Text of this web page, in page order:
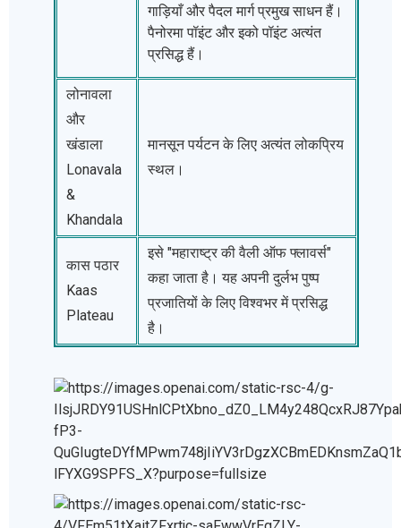
गाड़ियाँ और पैदल मार्ग प्रमुख साधन हैं।
पैनोरमा पॉइंट और इको पॉइंट अत्यंत
प्रसिद्ध हैं।
लोनावला
और
खंडाला
Lonavala
&
Khandala
मानसून पर्यटन के लिए अत्यंत लोकप्रिय
स्थल।
कास पठार
Kaas
Plateau
इसे "महाराष्ट्र की वैली ऑफ फ्लावर्स"
कहा जाता है। यह अपनी दुर्लभ पुष्प
प्रजातियों के लिए विश्वभर में प्रसिद्ध
है।